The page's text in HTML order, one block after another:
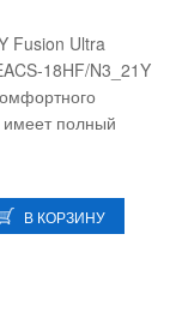
Fusion Ultra
18HF/N3_21Y
полный